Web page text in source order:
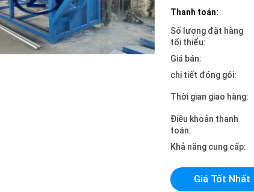
Thanh toán:
Số lượng đặt hàng
tối thiểu:
Giá bán:
chi tiết đóng gói:
Thời gian giao hàng:
Điều khoản thanh
toán:
Khả năng cung cấp:
Giá Tốt Nhất